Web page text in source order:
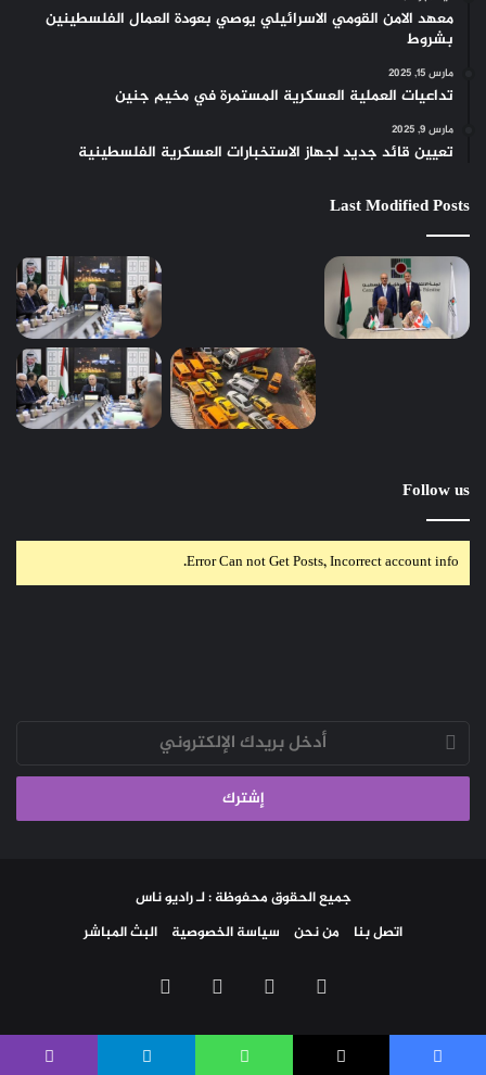
معهد الامن القومي الاسرائيلي يوصي بعودة العمال الفلسطينين
بشروط
مارس 15, 2025
تداعيات العملية العسكرية المستمرة في مخيم جنين
مارس 9, 2025
تعيين قائد جديد لجهاز الاستخبارات العسكرية الفلسطينية
Last Modified Posts
Follow us
Error Can not Get Posts, Incorrect account info.
أدخل
بريدك
الإلكتروني
جميع الحقوق محفوظة : لـ راديو ناس
اتصل بنا
من نحن سياسة الخصوصية البث المباشر
فيسبوك ‫YouTube